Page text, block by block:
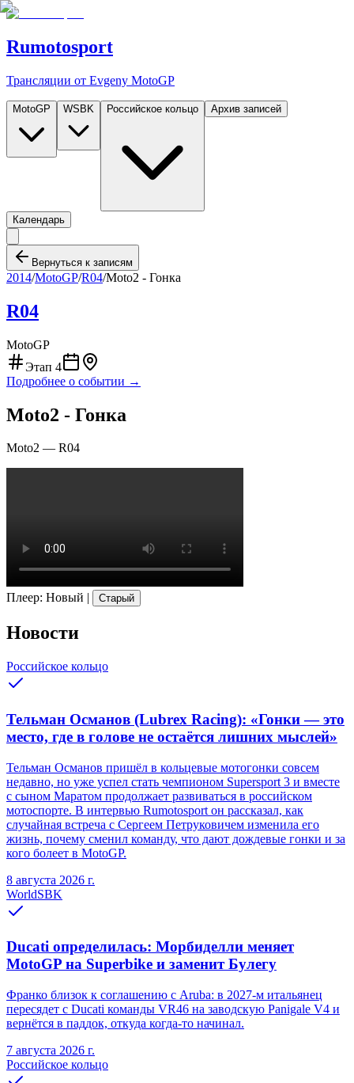
Rumotosport
Трансляции от Evgeny MotoGP
MotoGP WSBK Российское кольцо Архив записей
Календарь
Вернуться к записям
2014/MotoGP/R04/Moto2 - Гонка
R04
MotoGP
Этап 4
Подробнее о событии →
Moto2 - Гонка
Moto2 — R04
Плеер: Новый | Старый
Новости
Российское кольцо
Тельман Османов (Lubrex Racing): «Гонки — это
место, где в голове не остаётся лишних мыслей»
Тельман Османов пришёл в кольцевые мотогонки совсем
недавно, но уже успел стать чемпионом Supersport 3 и вместе
с сыном Маратом продолжает развиваться в российском
мотоспорте. В интервью Rumotosport он рассказал, как
случайная встреча с Сергеем Петруковичем изменила его
жизнь, почему сменил команду, что дают дождевые гонки и за
кого болеет в MotoGP.
8 августа 2026 г.
WorldSBK
Ducati определилась: Морбиделли меняет
MotoGP на Superbike и заменит Булегу
Франко близок к соглашению с Aruba: в 2027-м итальянец
пересядет с Ducati команды VR46 на заводскую Panigale V4 и
вернётся в паддок, откуда когда-то начинал.
7 августа 2026 г.
Российское кольцо